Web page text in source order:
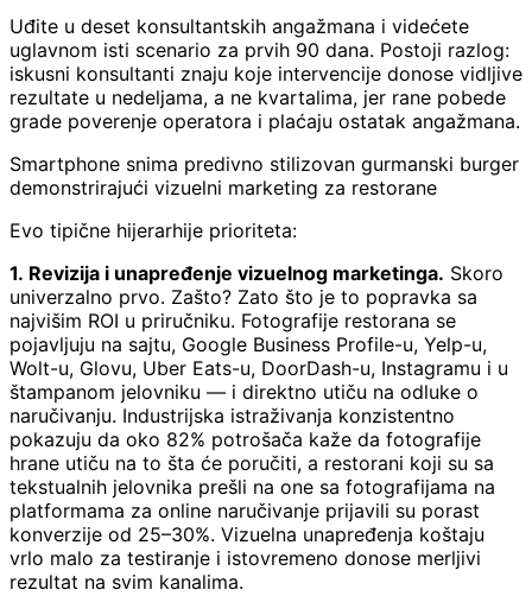
Uđite u deset konsultantskih angažmana i videćete
uglavnom isti scenario za prvih 90 dana. Postoji razlog:
iskusni konsultanti znaju koje intervencije donose vidljive
rezultate u nedeljama, a ne kvartalima, jer rane pobede
grade poverenje operatora i plaćaju ostatak angažmana.
Smartphone snima predivno stilizovan gurmanski burger
demonstrirajući vizuelni marketing za restorane
Evo tipične hijerarhije prioriteta:
1. Revizija i unapređenje vizuelnog marketinga. Skoro
univerzalno prvo. Zašto? Zato što je to popravka sa
najvišim ROI u priručniku. Fotografije restorana se
pojavljuju na sajtu, Google Business Profile-u, Yelp-u,
Wolt-u, Glovu, Uber Eats-u, DoorDash-u, Instagramu i u
štampanom jelovniku — i direktno utiču na odluke o
naručivanju. Industrijska istraživanja konzistentno
pokazuju da oko 82% potrošača kaže da fotografije
hrane utiču na to šta će poručiti, a restorani koji su sa
tekstualnih jelovnika prešli na one sa fotografijama na
platformama za online naručivanje prijavili su porast
konverzije od 25–30%. Vizuelna unapređenja koštaju
vrlo malo za testiranje i istovremeno donose merljivi
rezultat na svim kanalima.